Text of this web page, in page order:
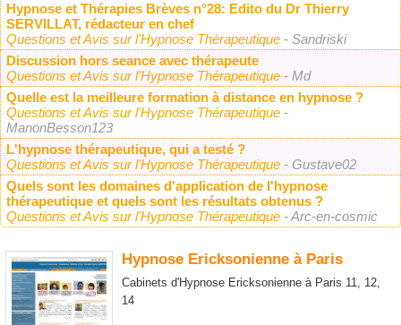
Hypnose et Thérapies Brèves n°28: Edito du Dr Thierry
SERVILLAT, rédacteur en chef
Questions et Avis sur l'Hypnose Thérapeutique - Sandriski
Discussion hors seance avec thérapeute
Questions et Avis sur l'Hypnose Thérapeutique - Md
Quelle est la meilleure formation à distance en hypnose ?
Questions et Avis sur l'Hypnose Thérapeutique -
ManonBesson123
L'hypnose thérapeutique, qui a testé ?
Questions et Avis sur l'Hypnose Thérapeutique - Gustave02
Quels sont les domaines d'application de l'hypnose
thérapeutique et quels sont les résultats obtenus ?
Questions et Avis sur l'Hypnose Thérapeutique - Arc-en-cosmic
Hypnose Ericksonienne à Paris
Cabinets d'Hypnose Ericksonienne à Paris 11, 12,
14